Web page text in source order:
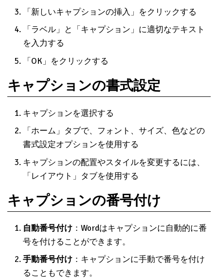
「新しいキャプションの挿入」をクリックする
「ラベル」と「キャプション」に適切なテキスト
を入力する
「OK」をクリックする
キャプションの書式設定
キャプションを選択する
「ホーム」タブで、フォント、サイズ、色などの
書式設定オプションを使用する
キャプションの配置やスタイルを変更するには、
「レイアウト」タブを使用する
キャプションの番号付け
自動番号付け ：Wordはキャプションに自動的に番
号を付けることができます。
手動番号付け ：キャプションに手動で番号を付け
ることもできます。